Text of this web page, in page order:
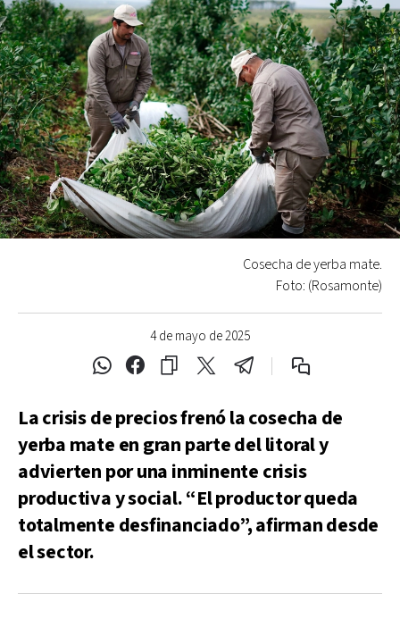
4 de mayo de 2025
Cosecha de yerba mate.
Foto: (Rosamonte)
La crisis de precios frenó la cosecha de
yerba mate en gran parte del litoral y
advierten por una inminente crisis
productiva y social. “El productor queda
totalmente desfinanciado”, afirman desde
el sector.